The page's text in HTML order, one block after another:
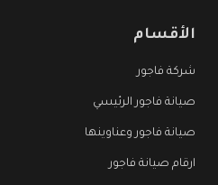
الأقسام
شركة فاجور
صيانة فاجور الرئيسي
صيانة فاجور وعناوينها
ارقام صيانة فاجور